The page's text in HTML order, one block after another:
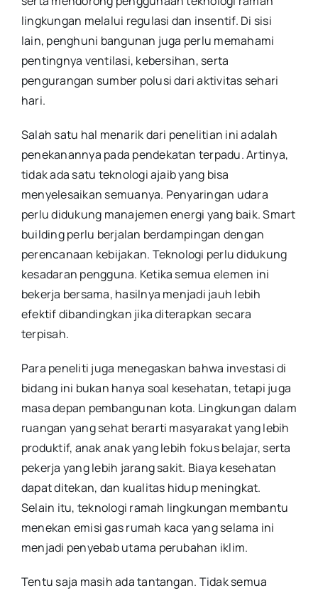
lingkungan melalui regulasi dan insentif. Di sisi
lain, penghuni bangunan juga perlu memahami
pentingnya ventilasi, kebersihan, serta
pengurangan sumber polusi dari aktivitas sehari
hari.
Salah satu hal menarik dari penelitian ini adalah
penekanannya pada pendekatan terpadu. Artinya,
tidak ada satu teknologi ajaib yang bisa
menyelesaikan semuanya. Penyaringan udara
perlu didukung manajemen energi yang baik. Smart
building perlu berjalan berdampingan dengan
perencanaan kebijakan. Teknologi perlu didukung
kesadaran pengguna. Ketika semua elemen ini
bekerja bersama, hasilnya menjadi jauh lebih
efektif dibandingkan jika diterapkan secara
terpisah.
Para peneliti juga menegaskan bahwa investasi di
bidang ini bukan hanya soal kesehatan, tetapi juga
masa depan pembangunan kota. Lingkungan dalam
ruangan yang sehat berarti masyarakat yang lebih
produktif, anak anak yang lebih fokus belajar, serta
pekerja yang lebih jarang sakit. Biaya kesehatan
dapat ditekan, dan kualitas hidup meningkat.
Selain itu, teknologi ramah lingkungan membantu
menekan emisi gas rumah kaca yang selama ini
menjadi penyebab utama perubahan iklim.
Tentu saja masih ada tantangan. Tidak semua